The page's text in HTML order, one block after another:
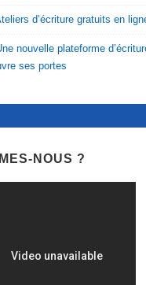
d’écriture gratuits en
nouvelle plateforme
ses portes
NOUS ?